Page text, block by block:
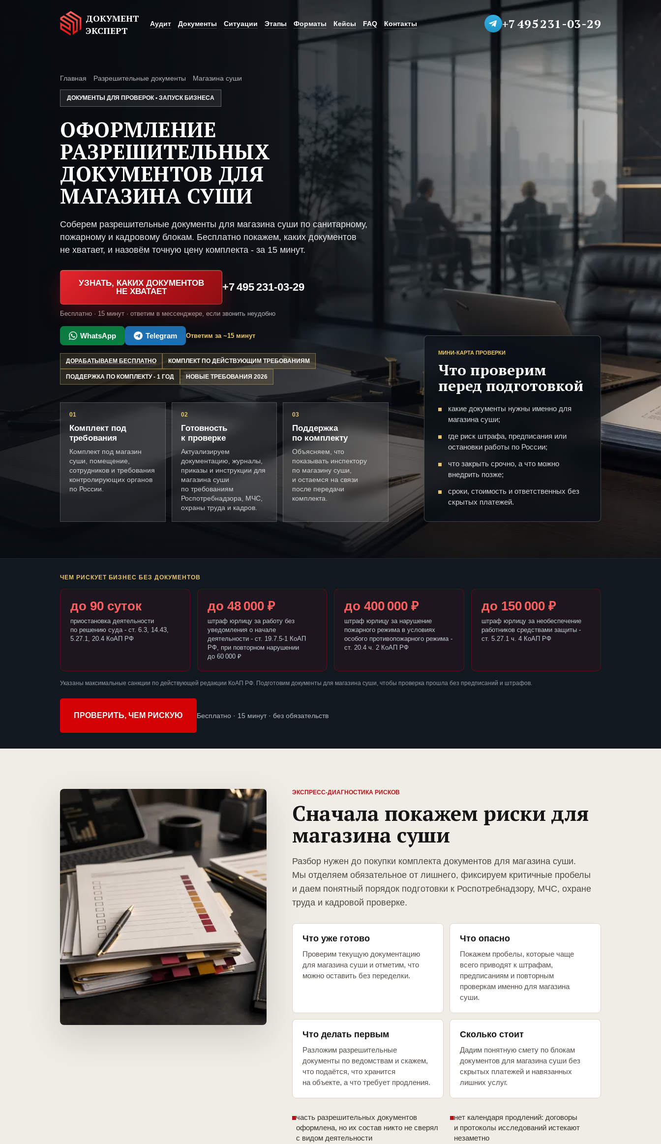
ДОКУМЕНТ
ЭКСПЕРТ
Аудит Документы Ситуации Этапы Форматы Кейсы FAQ Контакты +7 495 231-03-29
Главная Разрешительные документы Магазина суши
ДОКУМЕНТЫ ДЛЯ ПРОВЕРОК • ЗАПУСК БИЗНЕСА
ОФОРМЛЕНИЕ
РАЗРЕШИТЕЛЬНЫХ
ДОКУМЕНТОВ ДЛЯ
МАГАЗИНА СУШИ
Соберем разрешительные документы для магазина суши по санитарному,
пожарному и кадровому блокам. Бесплатно покажем, каких документов
не хватает, и назовём точную цену комплекта - за 15 минут.
УЗНАТЬ, КАКИХ ДОКУМЕНТОВ
НЕ ХВАТАЕТ
+7 495 231-03-29
Бесплатно · 15 минут · ответим в мессенджере, если звонить неудобно
WhatsApp Telegram Ответим за ~15 минут
ДОРАБАТЫВАЕМ БЕСПЛАТНО КОМПЛЕКТ ПО ДЕЙСТВУЮЩИМ ТРЕБОВАНИЯМ
ПОДДЕРЖКА ПО КОМПЛЕКТУ - 1 ГОД НОВЫЕ ТРЕБОВАНИЯ 2026
01
Комплект под
требования
Комплект под магазин
суши, помещение,
сотрудников и требования
контролирующих органов
по России.
02
Готовность
к проверке
Актуализируем
документацию, журналы,
приказы и инструкции для
магазина суши
по требованиям
Роспотребнадзора, МЧС,
охраны труда и кадров.
03
Поддержка
по комплекту
Объясняем, что
показывать инспектору
по магазину суши,
и остаемся на связи
после передачи
комплекта.
МИНИ-КАРТА ПРОВЕРКИ
Что проверим
перед подготовкой
какие документы нужны именно для
магазина суши;
где риск штрафа, предписания или
остановки работы по России;
что закрыть срочно, а что можно
внедрить позже;
сроки, стоимость и ответственных без
скрытых платежей.
ЧЕМ РИСКУЕТ БИЗНЕС БЕЗ ДОКУМЕНТОВ
до 90 суток
приостановка деятельности
по решению суда - ст. 6.3, 14.43,
5.27.1, 20.4 КоАП РФ
до 48 000 ₽
штраф юрлицу за работу без
уведомления о начале
деятельности - ст. 19.7.5-1 КоАП
РФ, при повторном нарушении
до 60 000 ₽
до 400 000 ₽
штраф юрлицу за нарушение
пожарного режима в условиях
особого противопожарного режима -
ст. 20.4 ч. 2 КоАП РФ
до 150 000 ₽
штраф юрлицу за необеспечение
работников средствами защиты -
ст. 5.27.1 ч. 4 КоАП РФ
Указаны максимальные санкции по действующей редакции КоАП РФ. Подготовим документы для магазина суши, чтобы проверка прошла без предписаний и штрафов.
ПРОВЕРИТЬ, ЧЕМ РИСКУЮ Бесплатно · 15 минут · без обязательств
ЭКСПРЕСС-ДИАГНОСТИКА РИСКОВ
Сначала покажем риски для
магазина суши
Разбор нужен до покупки комплекта документов для магазина суши.
Мы отделяем обязательное от лишнего, фиксируем критичные пробелы
и даем понятный порядок подготовки к Роспотребнадзору, МЧС, охране
труда и кадровой проверке.
Что уже готово
Проверим текущую документацию
для магазина суши и отметим, что
можно оставить без переделки.
Что опасно
Покажем пробелы, которые чаще
всего приводят к штрафам,
предписаниям и повторным
проверкам именно для магазина
суши.
Что делать первым
Разложим разрешительные
документы по ведомствам и скажем,
что подаётся, что хранится
на объекте, а что требует продления.
Сколько стоит
Дадим понятную смету по блокам
документов для магазина суши без
скрытых платежей и навязанных
лишних услуг.
часть разрешительных документов
оформлена, но их состав никто не сверял
с видом деятельности
нет календаря продлений: договоры
и протоколы исследований истекают
незаметно